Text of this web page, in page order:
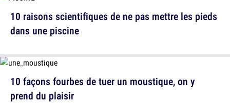
10 raisons scientifiques de ne pas mettre les pieds
dans une piscine
10 façons fourbes de tuer un moustique, on y
prend du plaisir